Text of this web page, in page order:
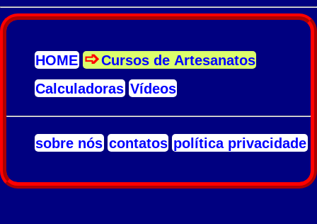
HOME
Cursos de Artesanatos
Calculadoras Vídeos
sobre nós contatos política privacidade